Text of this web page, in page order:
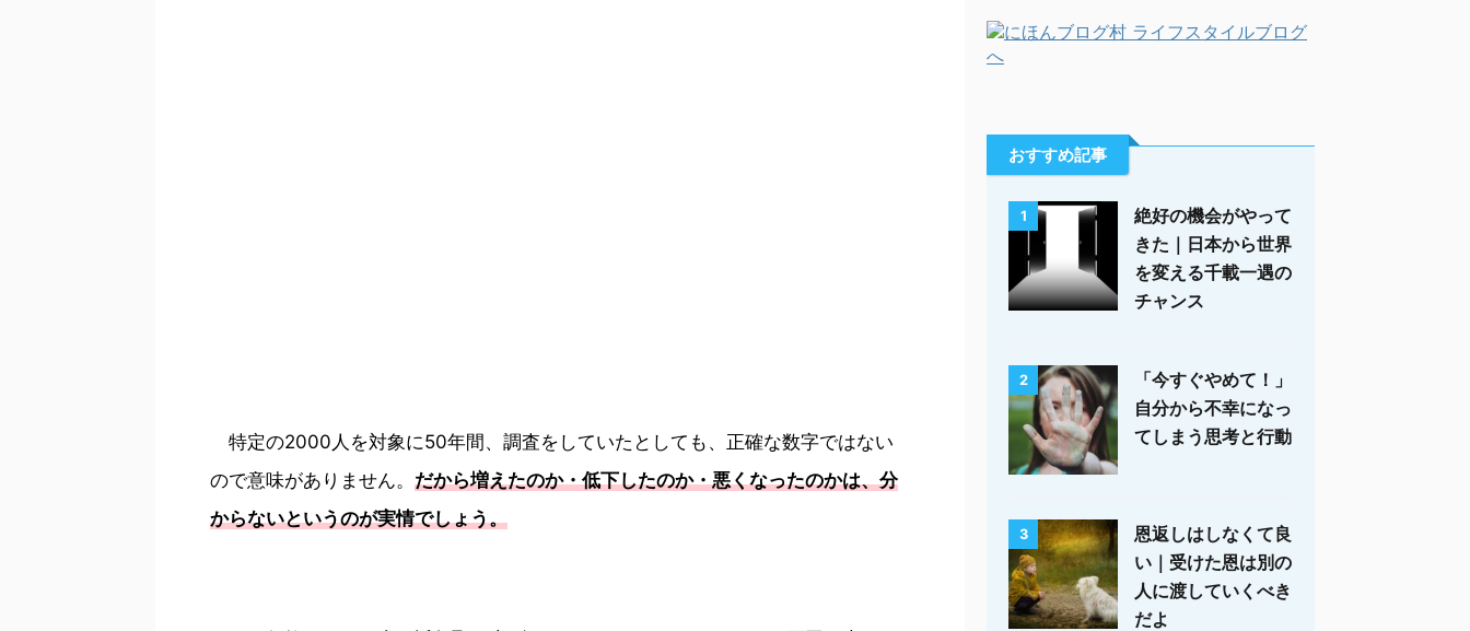
特定の2000人を対象に50年間、調査をしていたとしても、正確な数字ではない
ので意味がありません。 だから増えたのか・低下したのか・悪くなったのかは、分
からないというのが実情でしょう。
おすすめ記事
1
絶好の機会がやって
きた｜日本から世界
を変える千載一遇の
チャンス
2
「今すぐやめて！」
自分から不幸になっ
てしまう思考と行動
3
恩返しはしなくて良
い｜受けた恩は別の
人に渡していくべき
だよ